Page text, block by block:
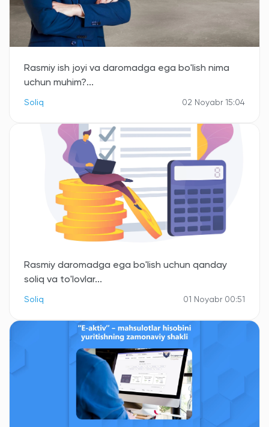
Rasmiy ish joyi va daromadga ega bo'lish nima
uchun muhim?...
Soliq 02 Noyabr 15:04
Rasmiy daromadga ega bo'lish uchun qanday
soliq va to'lovlar...
Soliq 01 Noyabr 00:51